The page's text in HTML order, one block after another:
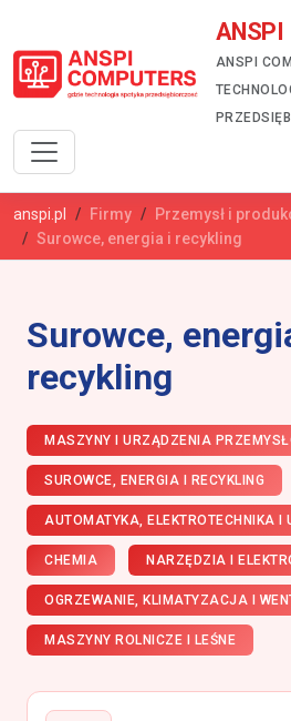
ANSPI
ANSPI
anspi.pl Firmy
Przemysł i
Surowce, energia i recykling
Surowce,
recykling
MASZYNY I URZĄDZENIA
SUROWCE, ENERGIA I RECYKLING
AUTOMATYKA, ELEKTROTECHNIKA I
CHEMIA NARZĘDZIA I
OGRZEWANIE, KLIMATYZACJA I
MASZYNY ROLNICZE I LEŚNE